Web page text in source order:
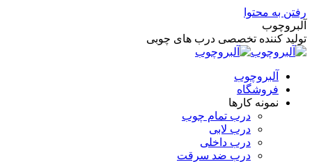
رفتن به محتوا
آلبروچوب
تولید کننده تخصصی درب های چوبی
آلبروچوب
فروشگاه
نمونه کارها
درب تمام چوب
درب لابی
درب داخلی
درب ضد سرقت